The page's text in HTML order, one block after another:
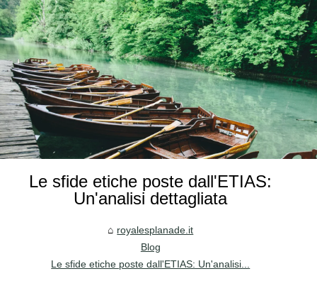
Le sfide etiche poste dall'ETIAS:
Un'analisi dettagliata
royalesplanade.it
Blog
Le sfide etiche poste dall'ETIAS: Un'analisi...